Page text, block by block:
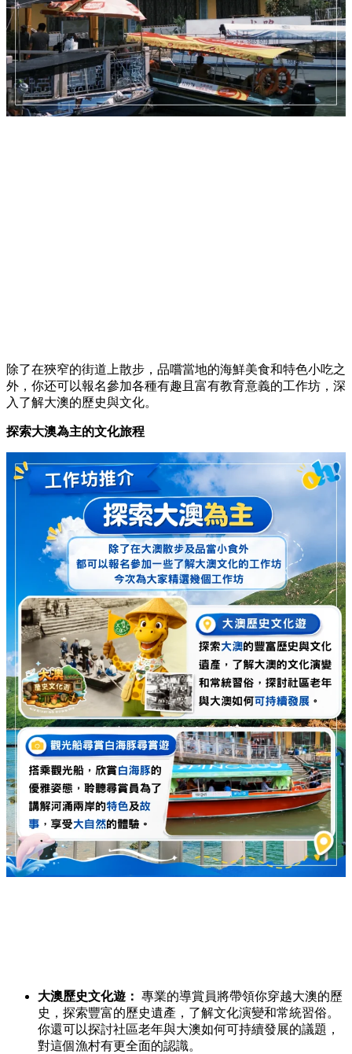
除了在狹窄的街道上散步， 品嚐當地的海鮮美食和特色小吃之
外， 你还可以報名參加各種有趣且富有教育意義的工作坊， 深
入了解大澳的歷史與文化。
探索大澳為主的文化旅程
大澳歷史文化遊： 專業的導賞員將帶領你穿越大澳的歷
史， 探索豐富的歷史遺產， 了解文化演變和常統習俗。
你還可以探討社區老年與大澳如何可持續發展的議題，
對這個漁村有更全面的認識。